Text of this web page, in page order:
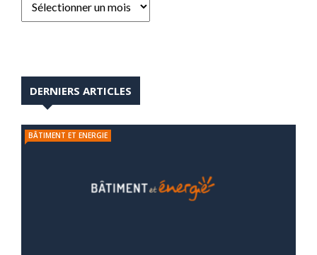
DERNIERS ARTICLES
BÂTIMENT ET ENERGIE